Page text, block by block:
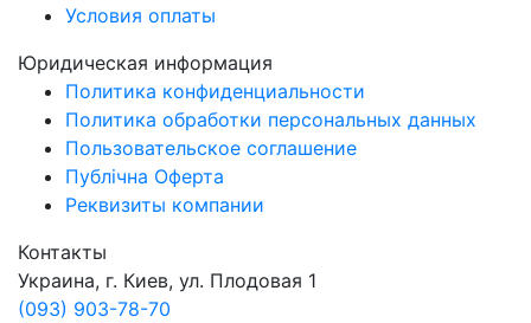
Условия оплаты
Юридическая информация
Политика конфиденциальности
Политика обработки персональных данных
Пользовательское соглашение
Публічна Оферта
Реквизиты компании
Контакты
Украина, г. Киев, ул. Плодовая 1
(093) 903-78-70